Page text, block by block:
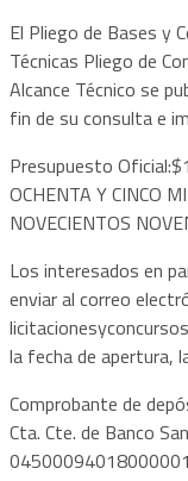
El Pliego de Bases y
Técnicas Pliego de
Alcance Técnico se
fin de su consulta e
Presupuesto
OCHENTA Y CINCO
NOVECIENTOS
Los interesados en
enviar al correo
la fecha de apertura,
Comprobante de
Cta. Cte. de Banco